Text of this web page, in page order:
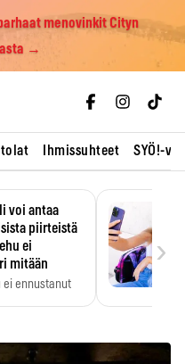
menovinkit Cityn
→
Ihmissuhteet SYÖ!-
voi antaa
piirteistä
ei
mitään
ei ennustanut
›